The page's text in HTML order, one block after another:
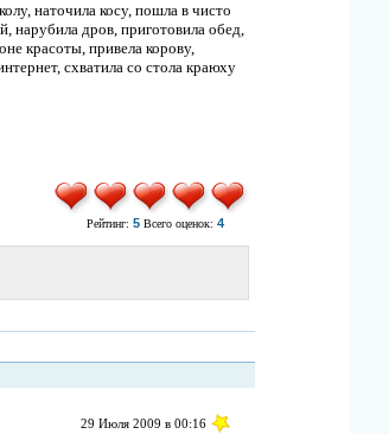
наточила косу, пошла в чисто
нарубила дров, приготовила обед,
красоты, привела корову,
схватила со стола краюху
Рейтинг: 5Всего оценок: 4
29 Июля 2009 в 00:16